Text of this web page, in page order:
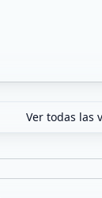
Ver todas las